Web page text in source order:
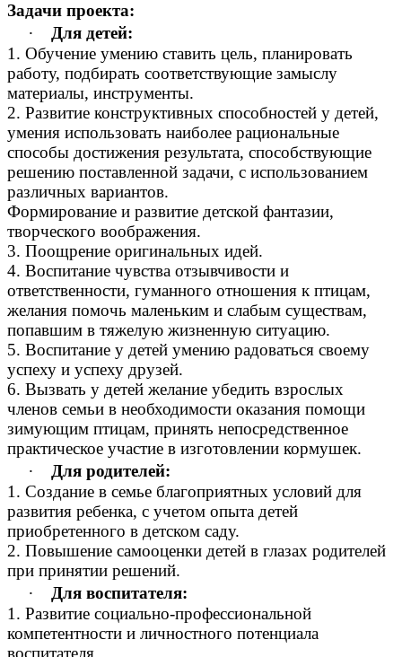
Задачи проекта:
∙
Для детей:
1. Обучение умению ставить цель, планировать
работу, подбирать соответствующие замыслу
материалы, инструменты.
2. Развитие конструктивных способностей у детей,
умения использовать наиболее рациональные
способы достижения результата, способствующие
решению поставленной задачи, с использованием
различных вариантов.
Формирование и развитие детской фантазии,
творческого воображения.
3. Поощрение оригинальных идей.
4. Воспитание чувства отзывчивости и
ответственности, гуманного отношения к птицам,
желания помочь маленьким и слабым существам,
попавшим в тяжелую жизненную ситуацию.
5. Воспитание у детей умению радоваться своему
успеху и успеху друзей.
6. Вызвать у детей желание убедить взрослых
членов семьи в необходимости оказания помощи
зимующим птицам, принять непосредственное
практическое участие в изготовлении кормушек.
∙
Для родителей:
1. Создание в семье благоприятных условий для
развития ребенка, с учетом опыта детей
приобретенного в детском саду.
2. Повышение самооценки детей в глазах родителей
при принятии решений.
∙
Для воспитателя:
1. Развитие социально-профессиональной
компетентности и личностного потенциала
воспитателя.